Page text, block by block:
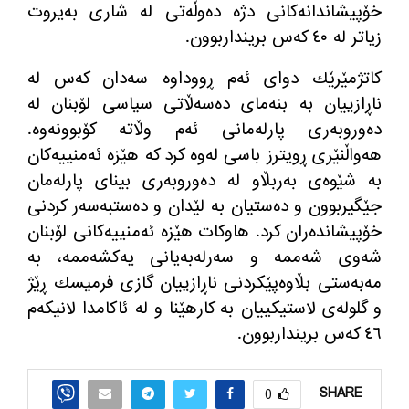
خۆپیشاندانه‌كانی دژه‌ ده‌وڵه‌تی له‌ شاری به‌یروت
زیاتر له‌ ٤٠ كه‌س برینداربوون.
كاتژمێرێك دوای ئه‌م ڕووداوه‌ سه‌دان كه‌س له‌
ناڕازییان به‌ بنه‌مای ده‌سه‌ڵاتی سیاسی لۆبنان له‌
ده‌وروبه‌ری پارله‌مانی ئه‌م وڵاته‌ كۆبوونه‌وه‌.
هه‌واڵنێری ڕویترز باسی له‌وه‌ كرد كه‌ هێزه‌ ئه‌منییه‌كان
به‌ شێوه‌ی به‌ربڵاو له‌ ده‌وروبه‌ری بینای پارله‌مان
جێگیربوون و ده‌ستیان به‌ لێدان و ده‌ستبه‌سه‌ر كردنی
خۆپیشانده‌ران كرد. هاوكات هێزه‌ ئه‌منییه‌كانی لۆبنان
شه‌وی شه‌ممه‌ و سه‌رله‌به‌یانی یه‌كشه‌ممه‌، به‌
مه‌به‌ستی بڵاوه‌پێكردنی ناڕازییان گازی فرمیسك ڕێژ
و گلوله‌ی لاستیكییان به‌ كارهێنا و له‌ ئاكامدا لانیكه‌م
٤٦ كه‌س برینداربوون.
SHARE
0